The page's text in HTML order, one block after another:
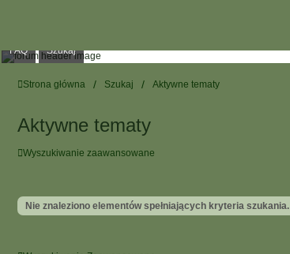
FAQ Szukaj
Strona główna Szukaj Aktywne tematy
Aktywne tematy
Wyszukiwanie zaawansowane
Nie znaleziono elementów spełniających kryteria szukania.